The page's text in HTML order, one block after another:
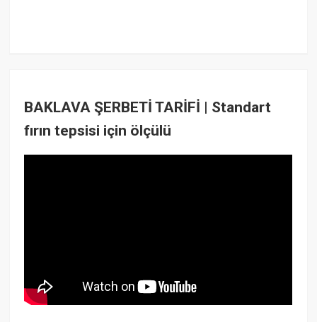
BAKLAVA ŞERBETİ TARİFİ | Standart
fırın tepsisi için ölçülü